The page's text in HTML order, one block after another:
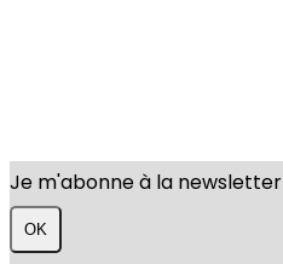
Je m'abonne à la newsletter
OK